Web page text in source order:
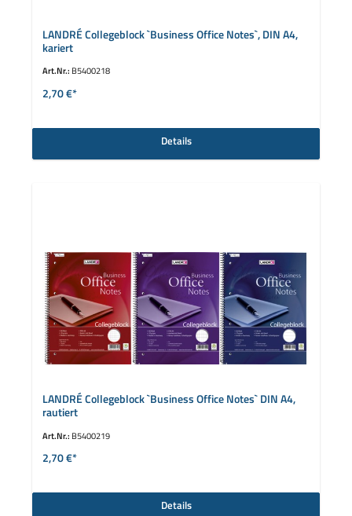
LANDRÉ Collegeblock `Business Office Notes`, DIN A4,
kariert
Art.Nr.: B5400218
2,70 €*
Details
LANDRÉ Collegeblock `Business Office Notes` DIN A4,
rautiert
Art.Nr.: B5400219
2,70 €*
Details